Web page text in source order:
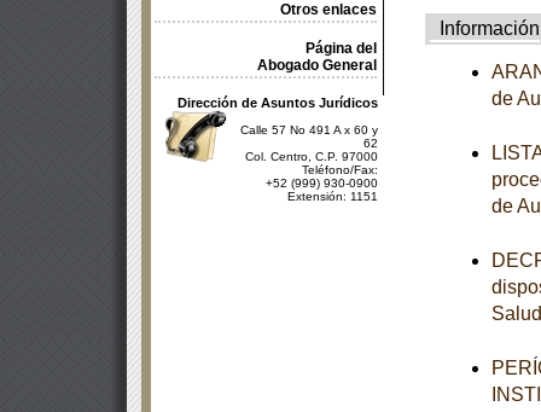
Otros enlaces
Página del
Abogado General
Dirección de Asuntos Jurídicos
Calle 57 No 491 A x 60 y
62
Col. Centro, C.P. 97000
Teléfono/Fax:
+52 (999) 930-0900
Extensión: 1151
Información
de
de